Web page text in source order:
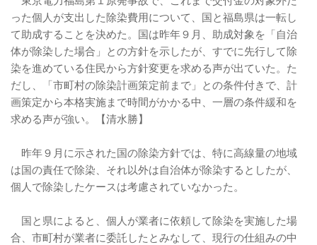
った個人が支出した除染費用について、国と福島県は一転し
て助成することを決めた。国は昨年９月、助成対象を「自治
体が除染した場合」との方針を示したが、すでに先行して除
染を進めている住民から方針変更を求める声が出ていた。た
だし、「市町村の除染計画策定前まで」との条件付きで、計
画策定から本格実施まで時間がかかる中、一層の条件緩和を
求める声が強い。【清水勝】
昨年９月に示された国の除染方針では、特に高線量の地域
は国の責任で除染、それ以外は自治体が除染するとしたが、
個人で除染したケースは考慮されていなかった。
国と県によると、個人が業者に依頼して除染を実施した場
合、市町村が業者に委託したとみなして、現行の仕組みの中